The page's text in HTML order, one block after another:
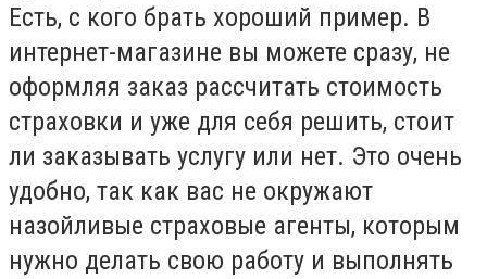
Есть, с кого брать хороший пример. В
интернет-магазине вы можете сразу, не
оформляя заказ рассчитать стоимость
страховки и уже для себя решить, стоит
ли заказывать услугу или нет. Это очень
удобно, так как вас не окружают
назойливые страховые агенты, которым
нужно делать свою работу и выполнять